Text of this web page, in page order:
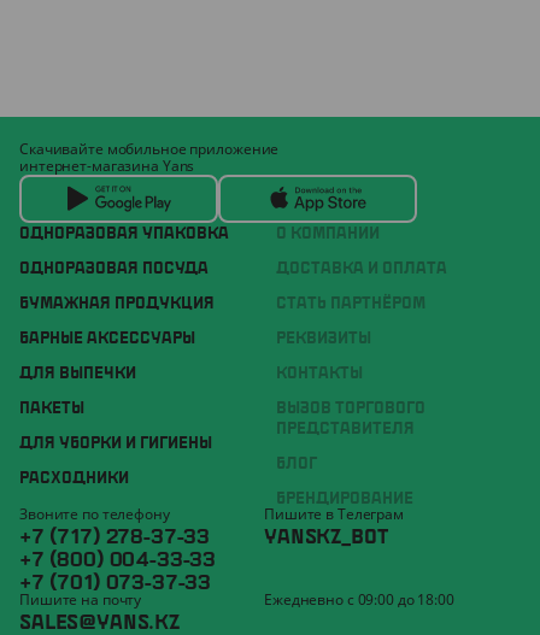
ОДНОРАЗОВАЯ УПАКОВКА
ОДНОРАЗОВАЯ ПОСУДА
БУМАЖНАЯ ПРОДУКЦИЯ
БАРНЫЕ АКСЕССУАРЫ
ДЛЯ ВЫПЕЧКИ
ПАКЕТЫ
ДЛЯ УБОРКИ И ГИГИЕНЫ
РАСХОДНИКИ
О КОМПАНИИ
ДОСТАВКА И ОПЛАТА
СТАТЬ ПАРТНЁРОМ
РЕКВИЗИТЫ
КОНТАКТЫ
ВЫЗОВ ТОРГОВОГО
ПРЕДСТАВИТЕЛЯ
БЛОГ
БРЕНДИРОВАНИЕ
Скачивайте мобильное приложение
интернет-магазина Yans
Звоните по телефону
+7 (717) 278-37-33
+7 (800) 004-33-33
+7 (701) 073-37-33
Пишите в Телеграм
YANSKZ_BOT
Пишите на почту
SALES@YANS.KZ
Ежедневно с 09:00 до 18:00